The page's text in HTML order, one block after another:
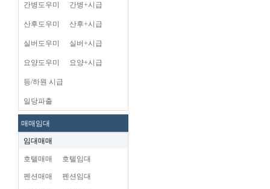
간병도우미 간병+시급
산후도우미 산후+시급
실버도우미 실버+시급
요양도우미 요양+시급
등/하원 시급
일당파출
매매임대
임대매매
호텔매매 호텔임대
펜션매매 펜션임대